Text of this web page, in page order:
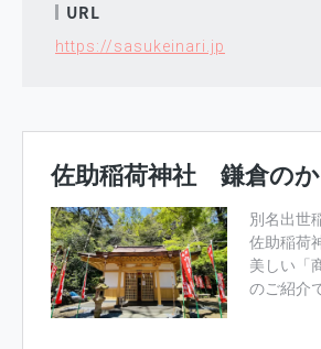
URL
https://sasukeinari.jp